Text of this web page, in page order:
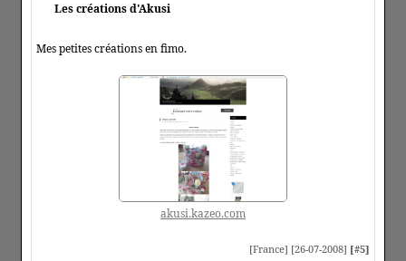
Les créations d'Akusi
Mes petites créations en fimo.
akusi.kazeo.com
[France] [26-07-2008] [#5]